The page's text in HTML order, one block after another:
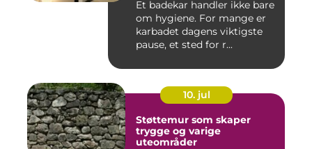
Et badekar handler ikke bare
om hygiene. For mange er
karbadet dagens viktigste
pause, et sted for r...
10. jul
Støttemur som skaper
trygge og varige
uteområder